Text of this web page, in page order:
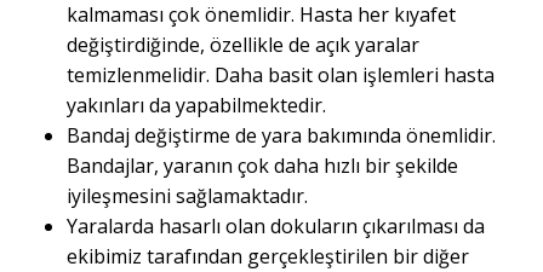
kalmaması çok önemlidir. Hasta her kıyafet
değiştirdiğinde, özellikle de açık yaralar
temizlenmelidir. Daha basit olan işlemleri hasta
yakınları da yapabilmektedir.
Bandaj değiştirme de yara bakımında önemlidir.
Bandajlar, yaranın çok daha hızlı bir şekilde
iyileşmesini sağlamaktadır.
Yaralarda hasarlı olan dokuların çıkarılması da
ekibimiz tarafından gerçekleştirilen bir diğer